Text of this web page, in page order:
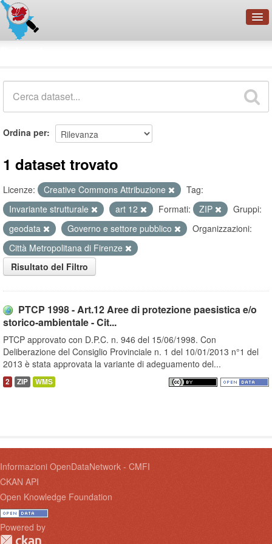
Organizzazioni
Ordina per
1 dataset trovato
Licenze: Creative Commons Attribuzione
Tag:
Invariante strutturale
art 12 Formati: ZIP
Gruppi:
geodata
Governo e settore pubblico
Organizzazioni:
Città Metropolitana di Firenze
Risultato del Filtro
PTCP 1998 - Art.12 Aree di protezione paesistica e/o
storico-ambientale - Cit...
PTCP approvato con D.P.C. n. 946 del 15/06/1998. Con
Deliberazione del Consiglio Provinciale n. 1 del 10/01/2013 n°1 del
2013 è stata approvata la variante di adeguamento del...
2 ZIP WMS
Informazioni OpenDataNetwork - CMFI
CKAN API
Open Knowledge Foundation
Powered by